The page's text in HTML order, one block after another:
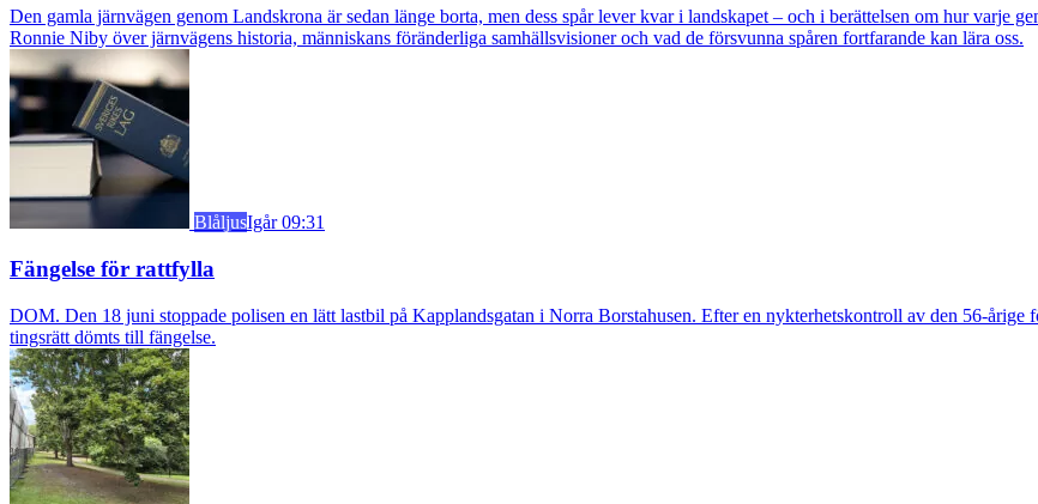
Den gamla järnvägen genom Landskrona är sedan länge borta, men dess spår lever kvar i landskapet – och i berättelsen om hur varje
Ronnie Niby över järnvägens historia, människans föränderliga samhällsvisioner och vad de försvunna spåren fortfarande kan lära oss.
BlåljusIgår 09:31
Fängelse för rattfylla
DOM. Den 18 juni stoppade polisen en lätt lastbil på Kapplandsgatan i Norra Borstahusen. Efter en nykterhetskontroll av den 56-årige
tingsrätt dömts till fängelse.